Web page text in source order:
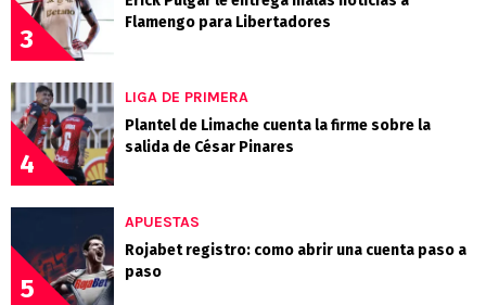
3
Flamengo para Libertadores
4
LIGA DE PRIMERA
Plantel de Limache cuenta la firme sobre la
salida de César Pinares
5
APUESTAS
Rojabet registro: como abrir una cuenta paso a
paso